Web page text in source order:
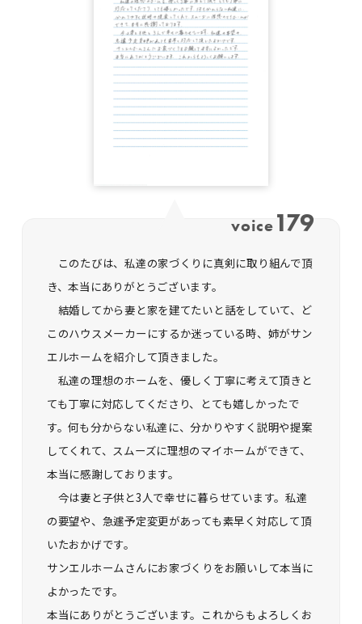
voice 179
このたびは、私達の家づくりに真剣に取り組んで頂
き、本当にありがとうございます。
結婚してから妻と家を建てたいと話をしていて、ど
このハウスメーカーにするか迷っている時、姉がサン
エルホームを紹介して頂きました。
私達の理想のホームを、優しく丁寧に考えて頂きと
ても丁寧に対応してくださり、とても嬉しかったで
す。何も分からない私達に、分かりやすく説明や提案
してくれて、スムーズに理想のマイホームができて、
本当に感謝しております。
今は妻と子供と3人で幸せに暮らせています。私達
の要望や、急遽予定変更があっても素早く対応して頂
いたおかげです。
サンエルホームさんにお家づくりをお願いして本当に
よかったです。
本当にありがとうございます。これからもよろしくお